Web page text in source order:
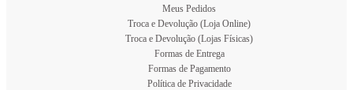
Meus Pedidos
Troca e Devolução (Loja Online)
Troca e Devolução (Lojas Físicas)
Formas de Entrega
Formas de Pagamento
Política de Privacidade